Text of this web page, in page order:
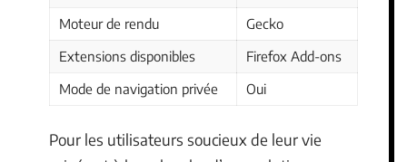
Moteur de rendu
Gecko
Extensions disponibles
Firefox Add-ons
Mode de navigation privée
Oui
Pour les utilisateurs soucieux de leur vie